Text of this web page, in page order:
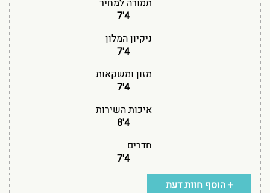
תמורה למחיר
4'7
ניקיון המלון
4'7
מזון ומשקאות
4'7
איכות השירות
4'8
חדרים
4'7
+ הוסף חוות דעת